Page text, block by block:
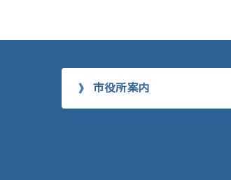
市役所案内